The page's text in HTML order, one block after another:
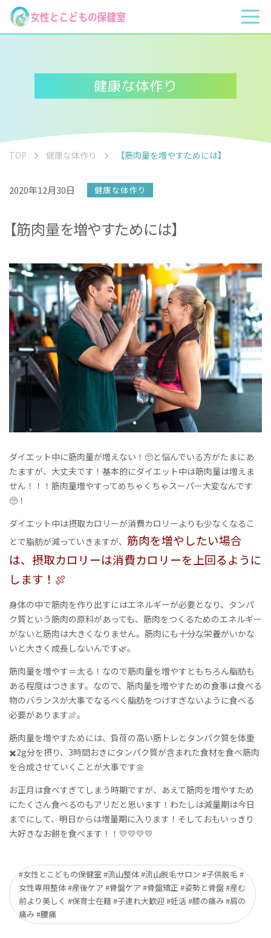
健康な体作り
TOP 健康な体作り 【筋肉量を増やすためには】
2020年12月30日 健康な体作り
【筋肉量を増やすためには】
ダイエット中に筋肉量が増えない！🥺と悩んでいる方がたまにあ
たますが、大丈夫です！基本的にダイエット中は筋肉量は増えま
せん！！！筋肉量増やすってめちゃくちゃスーパー大変なんです
🥺！
ダイエット中は摂取カロリーが消費カロリーよりも少なくなるこ
とで脂肪が減っていきますが、 筋肉を増やしたい場合
は、摂取カロリーは消費カロリーを上回るように
します！🍖
身体の中で筋肉を作り出すにはエネルギーが必要となり、タンパ
ク質という筋肉の原料があっても、筋肉をつくるためのエネルギー
がないと筋肉は大きくなりません。筋肉にも十分な栄養がいかな
いと大きく成長しないんです🌿。
筋肉量を増やす＝太る！なので筋肉量を増やすともちろん脂肪も
ある程度はつきます。なので、筋肉量を増やすための食事は食べる
物のバランスが大事でなるべく脂肪をつけすぎないように食べる
必要があります🍖。
筋肉量を増やすためには、負荷の高い筋トレとタンパク質を体重
✖️2g分を摂り、3時間おきにタンパク質が含まれた食材を食べ筋肉
を合成させていくことが大事です🌼
お正月は食べすぎてしまう時期ですが、あえて筋肉を増やすため
にたくさん食べるのもアリだと思います！わたしは減量期は今日
までにして、明日からは増量期に入ります！そしておもいっきり
大好きなお餅を食べます！！💛💛💛💛
#女性とこどもの保健室 #流山整体 #流山脱毛サロン #子供脱毛 #
女性専用整体 #産後ケア #骨盤ケア #骨盤矯正 #姿勢と骨盤 #産む
前より美しく #保育士在籍 #子連れ大歓迎 #妊活 #膝の痛み #肩の
痛み #腰痛